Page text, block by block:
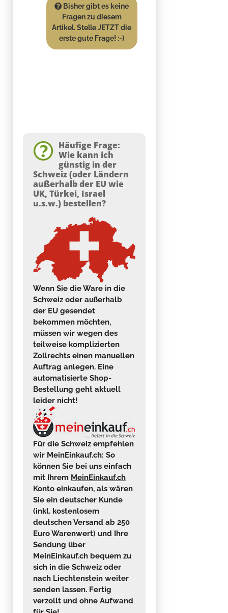
Bisher gibt es keine
Fragen zu diesem
Artikel. Stelle JETZT die
erste gute Frage! :-)
Häufige Frage:
Wie kann ich
günstig in der
Schweiz (oder Ländern
außerhalb der EU wie
UK, Türkei, Israel
u.s.w.) bestellen?
Wenn Sie die Ware in die
Schweiz oder außerhalb
der EU gesendet
bekommen möchten,
müssen wir wegen des
teilweise komplizierten
Zollrechts einen manuellen
Auftrag anlegen. Eine
automatisierte Shop-
Bestellung geht aktuell
leider nicht!
Für die Schweiz empfehlen
wir MeinEinkauf.ch: So
können Sie bei uns einfach
mit Ihrem MeinEinkauf.ch
Konto einkaufen, als wären
Sie ein deutscher Kunde
(inkl. kostenlosem
deutschen Versand ab 250
Euro Warenwert) und Ihre
Sendung über
MeinEinkauf.ch bequem zu
sich in die Schweiz oder
nach Liechtenstein weiter
senden lassen. Fertig
verzollt und ohne Aufwand